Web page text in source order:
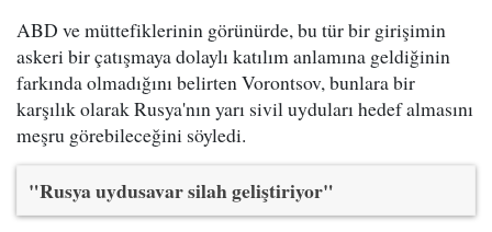
ABD ve müttefiklerinin görünürde, bu tür bir girişimin
askeri bir çatışmaya dolaylı katılım anlamına geldiğinin
farkında olmadığını belirten Vorontsov, bunlara bir
karşılık olarak Rusya'nın yarı sivil uyduları hedef almasını
meşru görebileceğini söyledi.
"Rusya uydusavar silah geliştiriyor"